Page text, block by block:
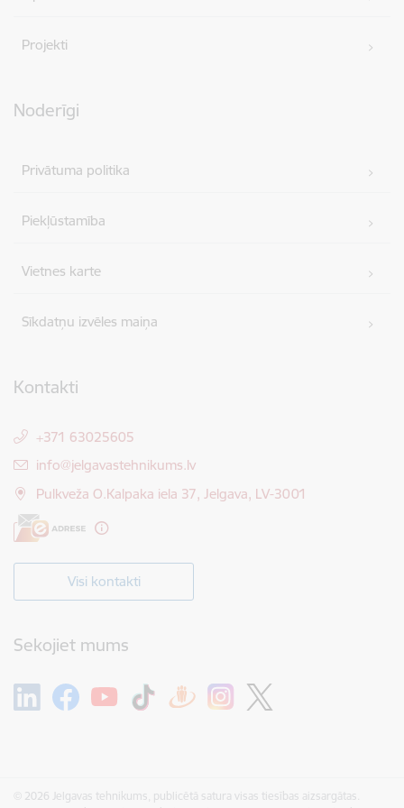
Projekti
Noderīgi
Privātuma politika
Piekļūstamība
Vietnes karte
Sīkdatņu izvēles maiņa
Kontakti
+371 63025605
E-pasts:
info@jelgavastehnikums.lv
Pulkveža O.Kalpaka iela 37, Jelgava, LV-3001
Visi kontakti
Sekojiet mums
© 2026 Jelgavas tehnikums, publicētā satura visas tiesības aizsargātas.